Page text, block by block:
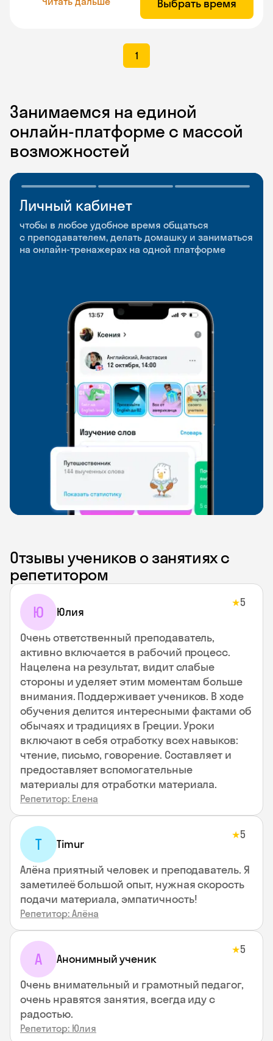
Выбрать время
1
Занимаемся на единой
онлайн-платформе с массой
возможностей
Личный кабинет
чтобы в любое удобное время общаться
с преподавателем, делать домашку и заниматься
на онлайн-тренажерах на одной платформе
Мобильное
приложение
чтобы заниматься и изучать новые слова где
и когда удобно
Разговорные клубы
и Talks
Групповые занятия для разговорной практики
и индивидуальные встречи с преподавателями
Отзывы учеников о занятиях с
репетитором
Ю Юлия
★5
Очень ответственный преподаватель,
активно включается в рабочий процесс.
Нацелена на результат, видит слабые
стороны и уделяет этим моментам больше
внимания. Поддерживает учеников. В ходе
обучения делится интересными фактами об
обычаях и традициях в Греции. Уроки
включают в себя отработку всех навыков:
чтение, письмо, говорение. Составляет и
предоставляет вспомогательные
материалы для отработки материала.
Репетитор: Елена
T Timur
★5
Алёна приятный человек и преподаватель. Я
заметилеё большой опыт, нужная скорость
подачи материала, эмпатичность!
Репетитор: Алёна
А Анонимный ученик
★5
Очень внимательный и грамотный педагог,
очень нравятся занятия, всегда иду с
радостью.
Репетитор: Юлия